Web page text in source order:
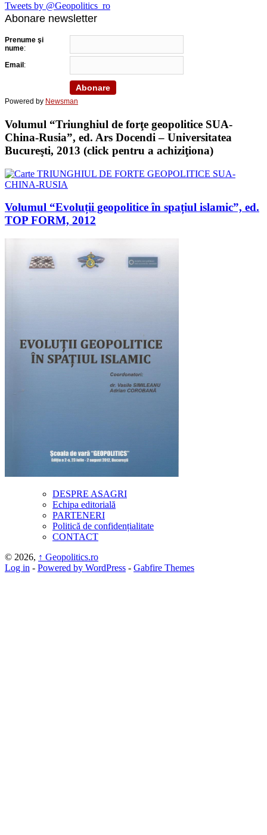
Tweets by @Geopolitics_ro
Abonare newsletter
Prenume şi
nume:
Email :
Powered by Newsman
Volumul “Triunghiul de forţe geopolitice SUA-
China-Rusia”, ed. Ars Docendi – Universitatea
Bucureşti, 2013 (click pentru a achiziţiona)
Volumul “Evoluții geopolitice în spațiul islamic”, ed.
TOP FORM, 2012
DESPRE ASAGRI
Echipa editorială
PARTENERI
Politică de confidențialitate
CONTACT
© 2026, ↑ Geopolitics.ro
Log in - Powered by WordPress - Gabfire Themes